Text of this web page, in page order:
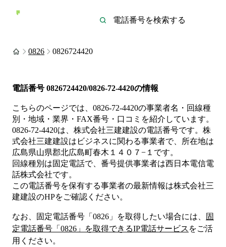
0826 0826724420
電話番号 0826724420/0826-72-4420の情報
こちらのページでは、 0826-72-4420の事業者名・回線種
別・地域・業界・FAX番号・口コミを紹介しています。
0826-72-4420は、 株式会社三建建設の電話番号です。 株
式会社三建建設は ビジネスに関わる事業者で、所在地は
広島県山県郡北広島町春木１４０７−１ です。
回線種別は固定電話で、番号提供事業者は西日本電信電
話株式会社です。
この電話番号を保有する事業者の最新情報は株式会社三
建建設のHPをご確認ください。
なお、固定電話番号「 0826 」を取得したい場合には、
固
定電話番号「 0826 」を取得できるIP電話サービス をご活
用ください。